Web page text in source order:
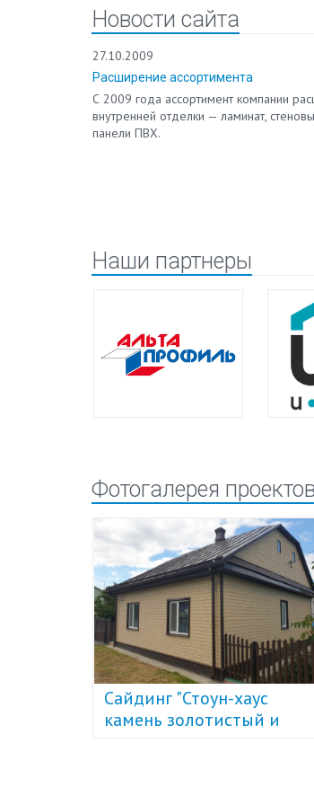
Новости сайта
27.10.2009
Расширение ассортимента
С 2009 года ассортимент компании
внутренней отделки — ламинат,
панели ПВХ.
Наши партнеры
Фотогалерея проектов
Сайдинг "Стоун-хаус
камень золотистый и